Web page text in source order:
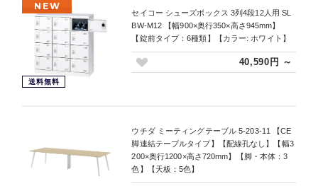
NEW
送料無料
セイコー シューズボックス 3列4段12人用 SL
BW-M12 【幅900×奥行350×高さ945mm】
【錠前タイプ：6種類】【カラー: ホワイト】
40,590円 ～
ウチダ ミーティングテーブル 5-203-11 【CE
脚連結テーブルタイプ】【配線孔なし】【幅3
200×奥行1200×高さ720mm】【脚・本体：3
色】【天板：5色】